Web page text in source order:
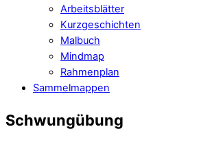
Arbeitsblätter
Kurzgeschichten
Malbuch
Mindmap
Rahmenplan
Sammelmappen
Schwungübung